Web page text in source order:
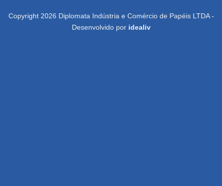
Copyright 2026 Diplomata Indústria e Comércio de Papéis LTDA -
Desenvolvido por idealiv